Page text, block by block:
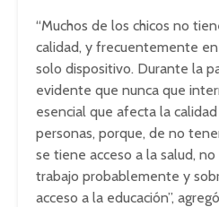
“Muchos de los chicos no
calidad, y frecuentemente
solo dispositivo. Durante la
evidente que nunca que
esencial que afecta la
personas, porque, de no
se tiene acceso a la salud,
trabajo probablemente y
acceso a la educación”,